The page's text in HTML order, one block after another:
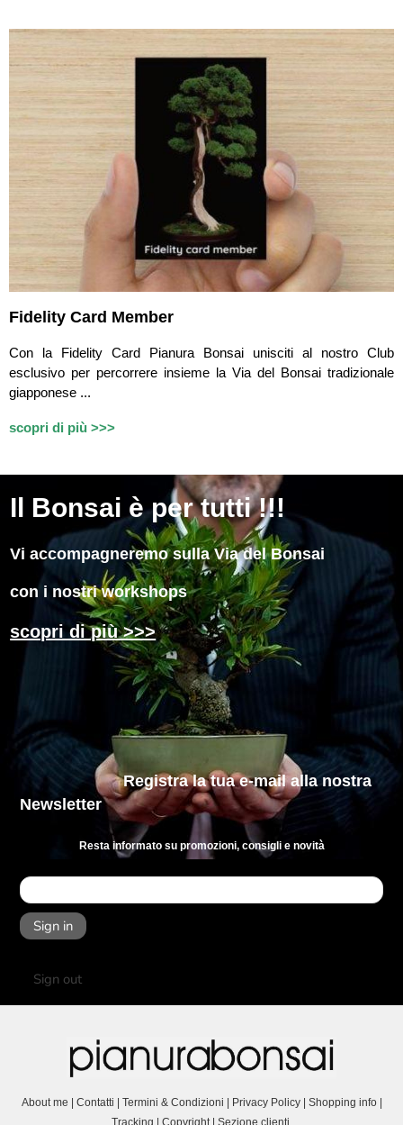
Fidelity Card Member
Con la Fidelity Card Pianura Bonsai unisciti al nostro Club
esclusivo per percorrere insieme la Via del Bonsai tradizionale
giapponese ...
scopri di più >>>
Il Bonsai è per tutti !!!
Vi accompagneremo sulla Via del Bonsai
con i nostri workshops
scopri di più >>>
Registra la tua e-mailalla nostra
Newsletter
Resta informato su promozioni, consigli e novità
Sign in
Sign out
About me Contatti Termini & Condizioni Privacy Policy| Shopping info|